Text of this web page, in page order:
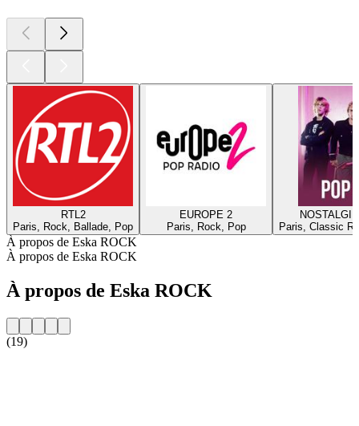
RTL2
Paris, Rock, Ballade, Pop
EUROPE 2
Paris, Rock, Pop
Paris, Classic
À propos de Eska ROCK
À propos de Eska ROCK
À propos de Eska ROCK
(19)